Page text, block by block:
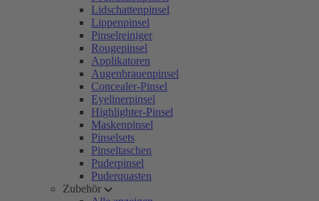
Lidschattenpinsel
Lippenpinsel
Pinselreiniger
Rougepinsel
Applikatoren
Augenbrauenpinsel
Concealer-Pinsel
Eyelinerpinsel
Highlighter-Pinsel
Maskenpinsel
Pinselsets
Pinseltaschen
Puderpinsel
Puderquasten
Zubehör